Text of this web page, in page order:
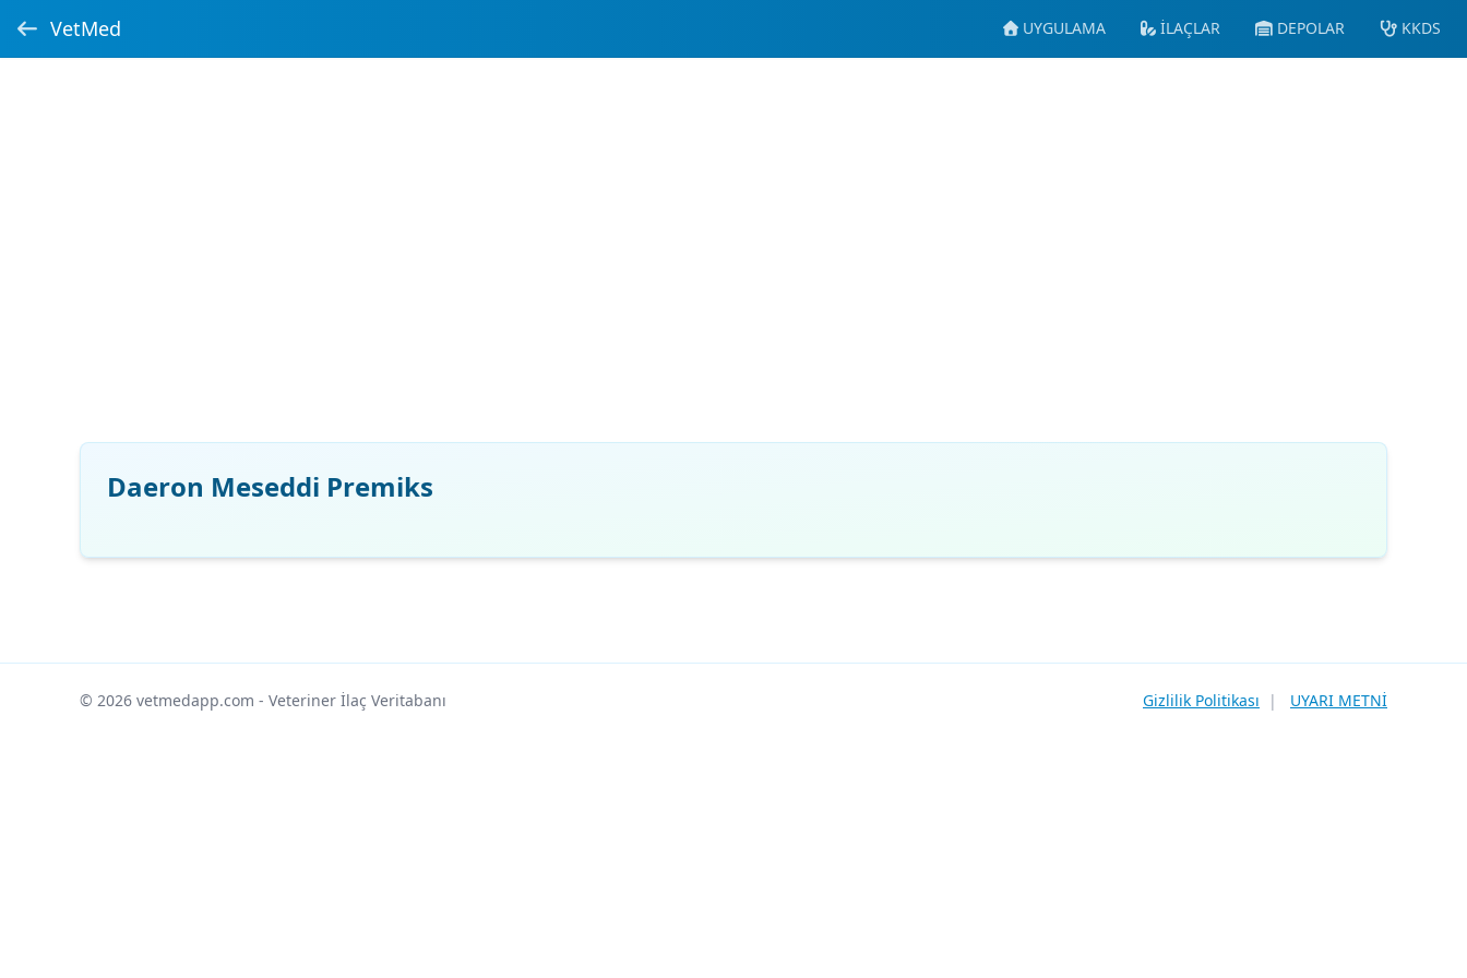
VetMed UYGULAMA İLAÇLAR DEPOLAR KKDS
Daeron Meseddi Premiks
© 2026 vetmedapp.com - Veteriner İlaç Veritabanı Gizlilik Politikası | UYARI METNİ